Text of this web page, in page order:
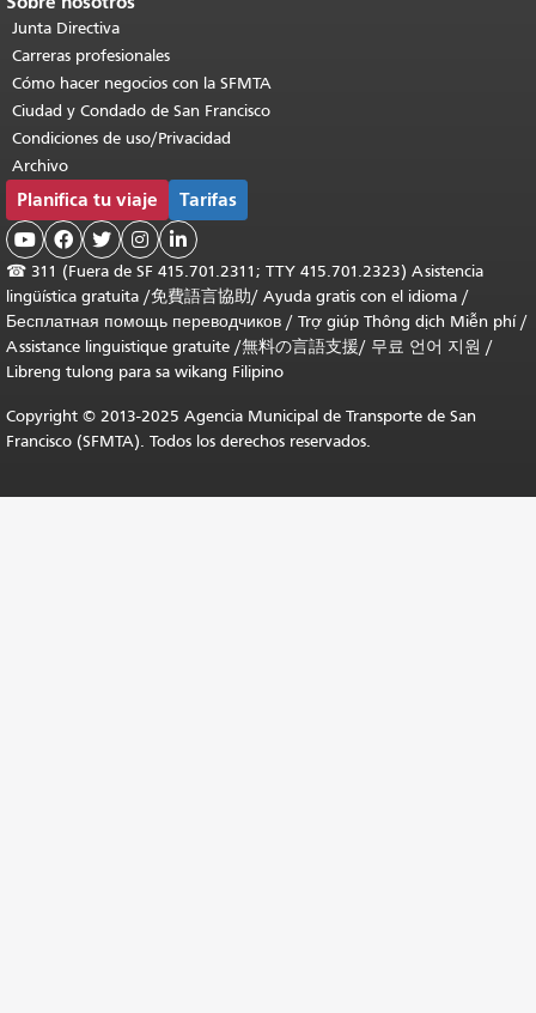
Junta Directiva
Carreras profesionales
Cómo hacer negocios con la SFMTA
Ciudad y Condado de San Francisco
Condiciones de uso/Privacidad
Archivo
Planifica tu viaje Tarifas
    
☎ 311 (Fuera de SF 415.701.2311; TTY 415.701.2323) Asistencia
lingüística gratuita /免費語言協助/ Ayuda gratis con el idioma /
Бесплатная помощь переводчиков / Trợ giúp Thông dịch Miễn phí/
Assistance linguistique gratuite /無料の言語支援/ 무료 언어 지원 /
Libreng tulong para sa wikang Filipino
Copyright © 2013-2025 Agencia Municipal de Transporte de San
Francisco (SFMTA). Todos los derechos reservados.